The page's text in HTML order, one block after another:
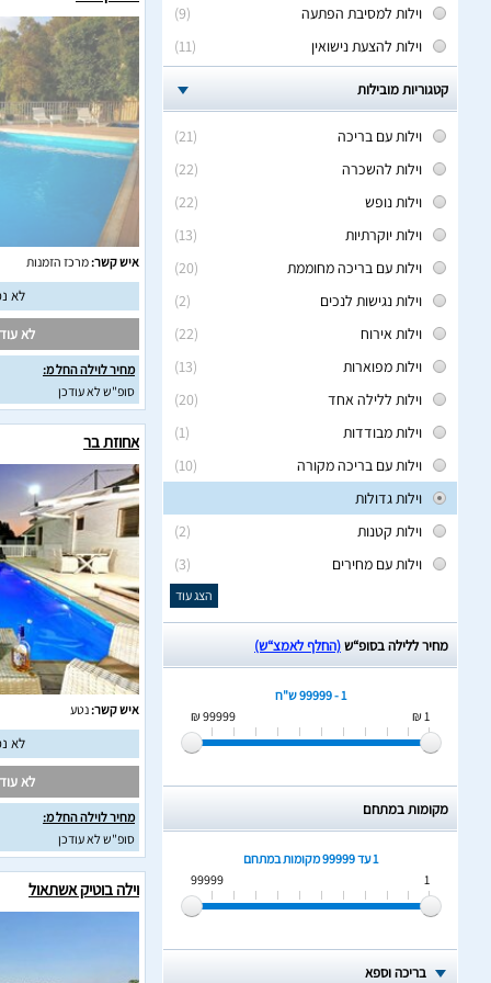
(9)
וילות למסיבת הפתעה
(11)
וילות להצעת נישואין
קטגוריות מובילות
(21)
וילות עם בריכה
(22)
וילות להשכרה
(22)
וילות נופש
(13)
וילות יוקרתיות
(20)
וילות עם בריכה מחוממת
(2)
וילות נגישות לנכים
(22)
וילות אירוח
(13)
וילות מפוארות
(20)
וילות ללילה אחד
(1)
וילות מבודדות
(10)
וילות עם בריכה מקורה
וילות גדולות
(2)
וילות קטנות
(3)
וילות עם מחירים
הצג עוד
מחיר ללילה בסופ“ש(החלף לאמצ“ש)
1 - 99999 ש"ח
1 ₪
99999 ₪
מקומות במתחם
1 עד 99999
מקומות במתחם
1
99999
בריכה וספא
איש קשר:מרכז הזמנות
לא
לא
מחיר לוילה החל מ:
סופ"ש לא עודכן
אחוזת בר
איש קשר:נטע
לא
לא
מחיר לוילה החל מ:
סופ"ש לא עודכן
וילה בוטיק אשתאול